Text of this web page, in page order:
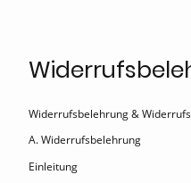
Widerrufsbelehrung &
A. Widerrufsbelehrung
Einleitung